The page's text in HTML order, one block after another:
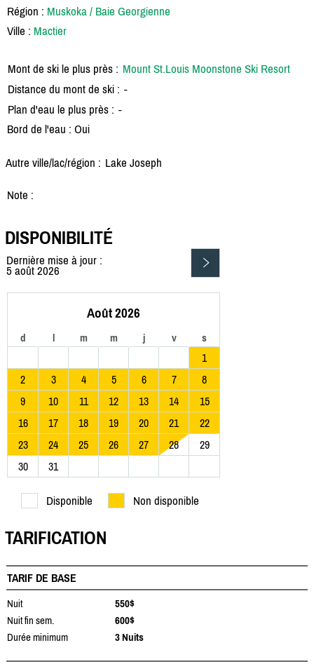
Région : Muskoka / Baie Georgienne
Ville : Mactier
Mont de ski le plus près : Mount St.Louis Moonstone Ski Resort
Distance du mont de ski : -
Plan d'eau le plus près : -
Bord de l'eau : Oui
Autre ville/lac/région : Lake Joseph
Note :
DISPONIBILITÉ
Dernière mise à jour :
5 août 2026
Août 2026
d l m m j v s
1
2
3 4 5 6 7
8
9
10 11 12 13 14
15
16
17 18 19 20 21
22
23
24 25 26 27 28
29
30
31
Disponible Non disponible
TARIFICATION
TARIF DE BASE
Nuit
550$
Nuit fin sem.
600$
Durée minimum
3 Nuits